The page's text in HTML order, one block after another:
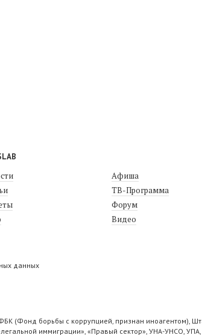
Афиша
ТВ-Программа
Форум
Видео
данных
(Фонд борьбы с коррупцией, признан иноагентом),
иммиграции», «Правый сектор», УНА-УНСО,